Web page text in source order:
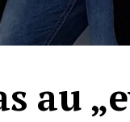
au